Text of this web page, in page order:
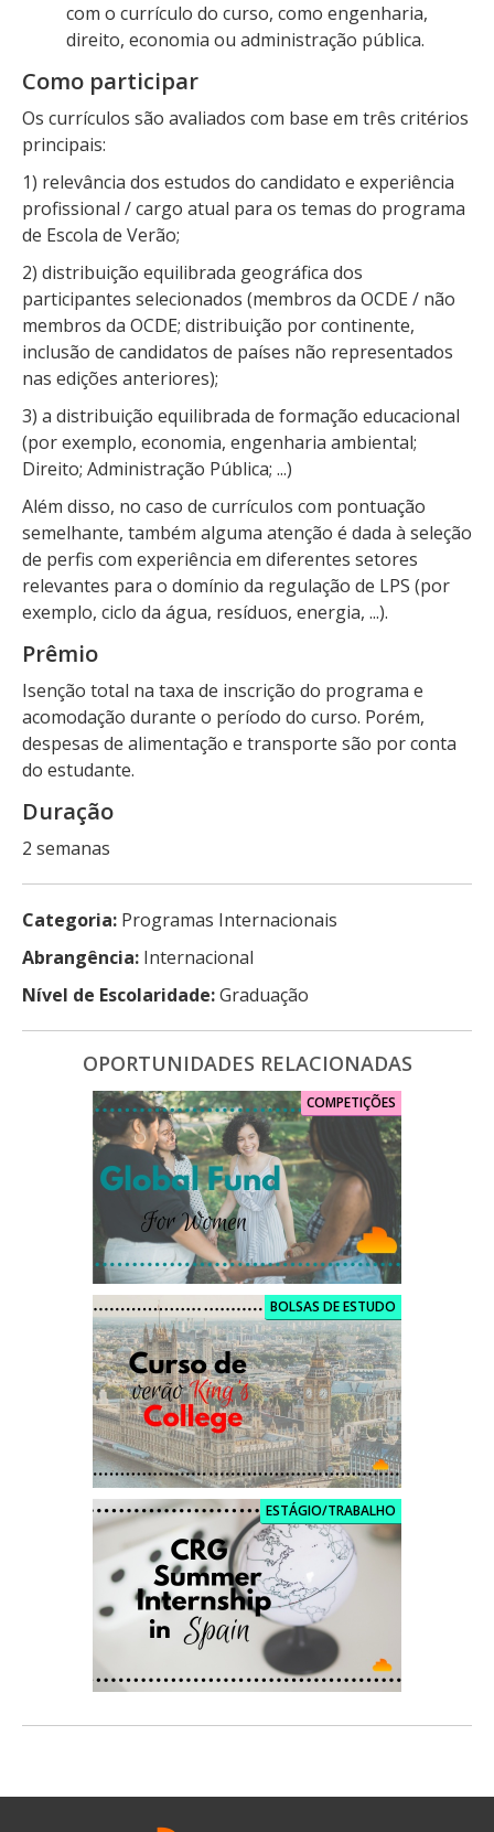
com o currículo do curso, como engenharia,
direito, economia ou administração pública.
Como participar
Os currículos são avaliados com base em três critérios
principais:
1) relevância dos estudos do candidato e experiência
profissional / cargo atual para os temas do programa
de Escola de Verão;
2) distribuição equilibrada geográfica dos
participantes selecionados (membros da OCDE / não
membros da OCDE; distribuição por continente,
inclusão de candidatos de países não representados
nas edições anteriores);
3) a distribuição equilibrada de formação educacional
(por exemplo, economia, engenharia ambiental;
Direito; Administração Pública; ...)
Além disso, no caso de currículos com pontuação
semelhante, também alguma atenção é dada à seleção
de perfis com experiência em diferentes setores
relevantes para o domínio da regulação de LPS (por
exemplo, ciclo da água, resíduos, energia, ...).
Prêmio
Isenção total na taxa de inscrição do programa e
acomodação durante o período do curso. Porém,
despesas de alimentação e transporte são por conta
do estudante.
Duração
2 semanas
Categoria: Programas Internacionais
Abrangência: Internacional
Nível de Escolaridade:Graduação
OPORTUNIDADES RELACIONADAS
COMPETIÇÕES
BOLSAS DE ESTUDO
ESTÁGIO/TRABALHO